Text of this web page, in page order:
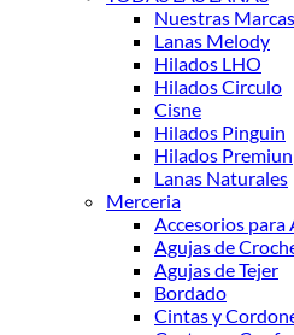
Nuestras Marcas
Lanas Melody
Hilados LHO
Hilados Circulo
Cisne
Hilados Pinguin
Hilados Premiun
Lanas Naturales
Merceria
Accesorios para
Agujas de
Agujas de Tejer
Bordado
Cintas y